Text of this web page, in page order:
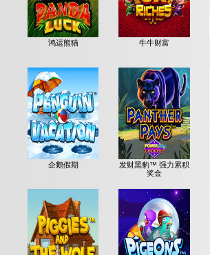
鸿运熊猫 牛牛财富
企鹅假期
发财黑豹™ 强力累积
奖金